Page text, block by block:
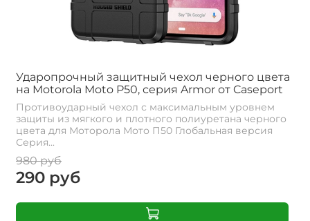
Ударопрочный защитный чехол черного цвета
на Motorola Moto P50, серия Armor от Caseport
Противоударный чехол с максимальным уровнем
защиты из мягкого и плотного полиуретана черного
цвета для Моторола Мото П50 Глобальная версия
Серия...
980 руб
290 руб